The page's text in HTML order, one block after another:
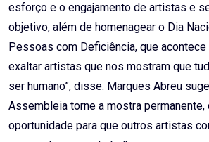
esforço e o engajamento de artistas e
objetivo, além de homenagear o Dia
Pessoas com Deficiência, que
exaltar artistas que nos mostram que
ser humano”, disse. Marques Abreu
Assembleia torne a mostra permanente,
oportunidade para que outros artistas